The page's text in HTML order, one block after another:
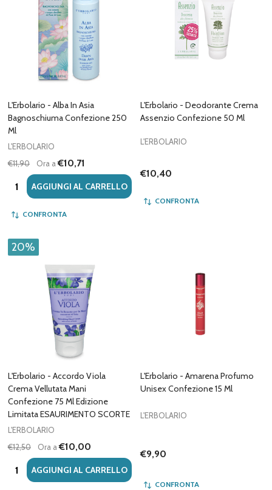
L'Erbolario - Alba In Asia
Bagnoschiuma Confezione 250
Ml
L'ERBOLARIO
€11,90
Ora a€10,71
Quantità:AGGIUNGI AL CARRELLO
CONFRONTA
L'Erbolario - Deodorante Crema
Assenzio Confezione 50 Ml
L'ERBOLARIO
€10,40
CONFRONTA
20%
L'Erbolario - Accordo Viola
Crema Vellutata Mani
Confezione 75 Ml Edizione
Limitata ESAURIMENTO SCORTE
L'ERBOLARIO
€12,50
Ora a€10,00
Quantità:AGGIUNGI AL CARRELLO
L'Erbolario - Amarena Profumo
Unisex Confezione 15 Ml
L'ERBOLARIO
€9,90
CONFRONTA